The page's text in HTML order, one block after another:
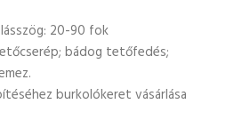
20-90 fok
bádog tetőfedés;
burkolókeret vásárlása